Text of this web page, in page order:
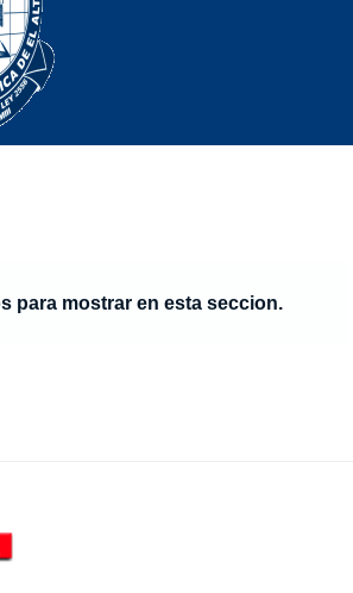
para mostrar en esta seccion.